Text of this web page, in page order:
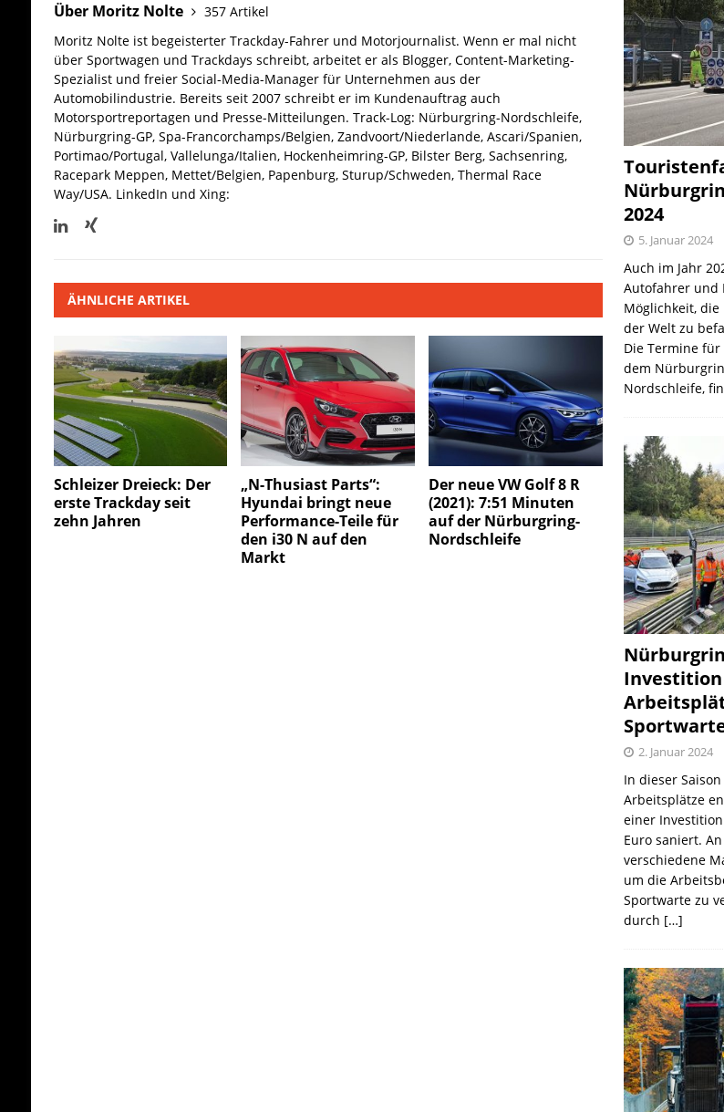
Über Moritz Nolte
357 Artikel
Moritz Nolte ist begeisterter Trackday-Fahrer und Motorjournalist. Wenn er mal nicht
über Sportwagen und Trackdays schreibt, arbeitet er als Blogger, Content-Marketing-
Spezialist und freier Social-Media-Manager für Unternehmen aus der
Automobilindustrie. Bereits seit 2007 schreibt er im Kundenauftrag auch
Motorsportreportagen und Presse-Mitteilungen. Track-Log: Nürburgring-Nordschleife,
Nürburgring-GP, Spa-Francorchamps/Belgien, Zandvoort/Niederlande, Ascari/Spanien,
Portimao/Portugal, Vallelunga/Italien, Hockenheimring-GP, Bilster Berg, Sachsenring,
Racepark Meppen, Mettet/Belgien, Papenburg, Sturup/Schweden, Thermal Race
Way/USA. LinkedIn und Xing:
ÄHNLICHE ARTIKEL
Schleizer Dreieck: Der
erste Trackday seit
zehn Jahren
„N-Thusiast Parts“:
Hyundai bringt neue
Performance-Teile für
den i30 N auf den
Markt
Der neue VW Golf 8 R
(2021): 7:51 Minuten
auf der Nürburgring-
Nordschleife
2024
5. Januar 2024
Auch im Jahr
Autofahrer und
Möglichkeit,
der Welt zu
Die Termine
dem
Nordschleife,
2. Januar 2024
In dieser
Arbeitsplätze
einer
Euro saniert.
verschiedene
um die
Sportwarte zu
durch […]